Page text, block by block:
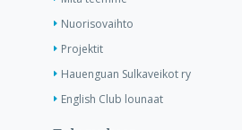
Nuorisovaihto
Projektit
Hauenguan Sulkaveikot ry
English Club lounaat